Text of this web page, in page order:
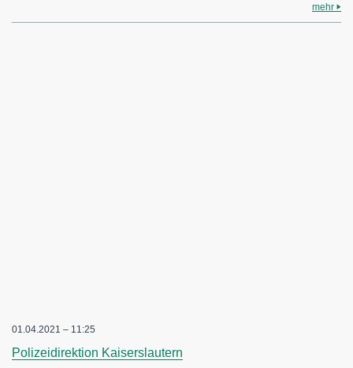
mehr
01.04.2021 – 11:25
Polizeidirektion Kaiserslautern